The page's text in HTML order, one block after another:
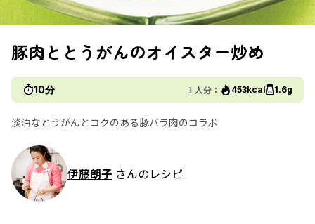
豚肉ととうがんのオイスター炒め
10分 １人分： 453kcal 1.6g
淡泊なとうがんとコクのある豚バラ肉のコラボ
伊藤朗子 さんのレシピ